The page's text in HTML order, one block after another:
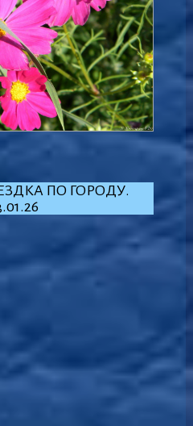
ПО ГОРОДУ.